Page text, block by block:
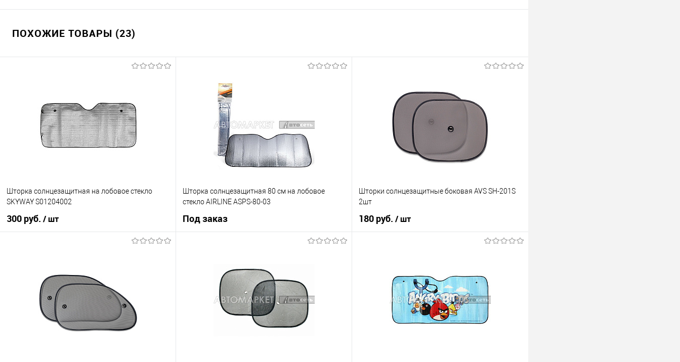
ПОХОЖИЕ ТОВАРЫ (23)
Шторка солнцезащитная на лобовое стекло
SKYWAY S01204002
300 руб. / шт
Купить в 1 клик
В избранное
В наличии
Шторка солнцезащитная 80 см на лобовое
стекло AIRLINE ASPS-80-03
Под заказ
Купить в 1 клик
В избранное
Под заказ
Шторки солнцезащитные боковая AVS SH-201S
2шт
180 руб. / шт
Купить в 1 клик
К сравнению
В избранное
В наличии